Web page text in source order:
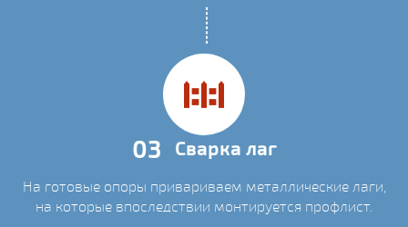
03 Сварка лаг
На готовые опоры привариваем металлические лаги,
на которые впоследствии монтируется профлист.